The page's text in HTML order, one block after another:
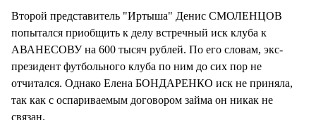
Второй представитель "Иртыша" Денис СМОЛЕНЦОВ
попытался приобщить к делу встречный иск клуба к
АВАНЕСОВУ на 600 тысяч рублей. По его словам, экс-
президент футбольного клуба по ним до сих пор не
отчитался. Однако Елена БОНДАРЕНКО иск не приняла,
так как с оспариваемым договором займа он никак не
связан.